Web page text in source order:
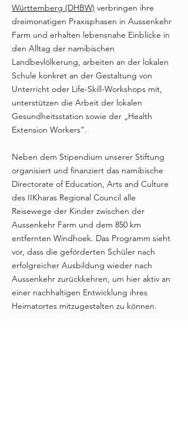
Württemberg (DHBW) verbringen ihre
dreimonatigen Praxisphasen in Aussenkehr
Farm und erhalten lebensnahe Einblicke in
den Alltag der namibischen
Landbevlölkerung, arbeiten an der lokalen
Schule konkret an der Gestaltung von
Unterricht oder Life-Skill-Workshops mit,
unterstützen die Arbeit der lokalen
Gesundheitsstation sowie der „Health
Extension Workers“.
Neben dem Stipendium unserer Stiftung
organisiert und finanziert das namibische
Directorate of Education, Arts and Culture
des IIKharas Regional Council alle
Reisewege der Kinder zwischen der
Aussenkehr Farm und dem 850 km
entfernten Windhoek. Das Programm sieht
vor, dass die geförderten Schüler nach
erfolgreicher Ausbildung wieder nach
Aussenkehr zurückkehren, um hier aktiv an
einer nachhaltigen Entwicklung ihres
Heimatortes mitzugestalten zu können.